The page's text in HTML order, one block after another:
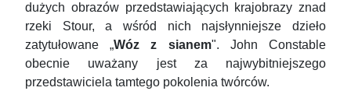
dużych obrazów przedstawiających krajobrazy znad
rzeki Stour, a wśród nich najsłynniejsze dzieło
zatytułowane „Wóz z sianem". John Constable
obecnie uważany jest za najwybitniejszego
przedstawiciela tamtego pokolenia twórców.